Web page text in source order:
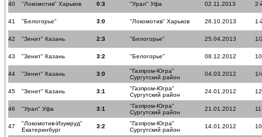
40 "Локомотив" Харьков 0:3 "Урал" Уфа 02.11.2013 2-
41 "Белогорье" 3:0 "Локомотив" Харьков 26.10.2013 1-
42 "Зенит" Казань 2:3 "Белогорье" 25.04.2013 1/
43 "Зенит" Казань 3:2 "Белогорье" 08.12.2012
44 "Зенит" Казань 3:0
"Газпром-Югра"
Сургутский район
04.03.2012 1/
45 "Зенит" Казань 3:1
"Газпром-Югра"
Сургутский район
24.01.2012
46 "Урал" Уфа 3:1
"Газпром-Югра"
Сургутский район
21.01.2012
47
"Локомотив-Изумруд"
Екатеринбург
3:2
"Газпром-Югра"
Сургутский район
14.01.2012